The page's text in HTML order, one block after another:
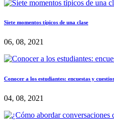
Siete momentos típicos de una clase
06, 08, 2021
Conocer a los estudiantes: encuestas y
04, 08, 2021